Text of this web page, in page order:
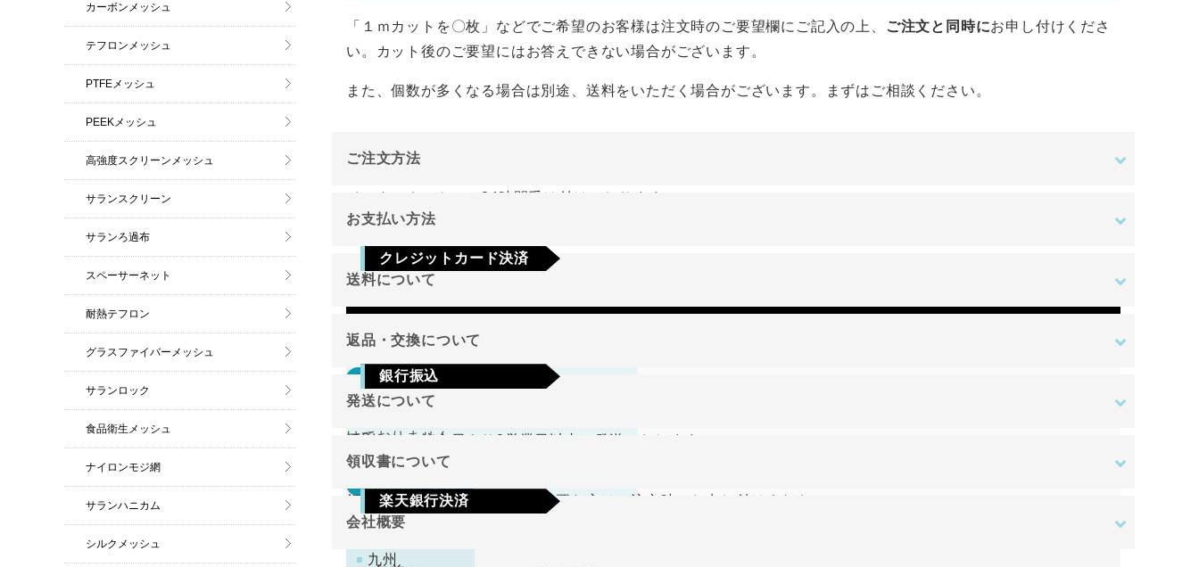
「１ｍカットを〇枚」などでご希望のお客様は注文時のご要望欄にご記入の上、 ご注文と同時にお申し付けくださ
い。カット後のご要望にはお答えできない場合がございます。
また、個数が多くなる場合は別途、送料をいただく場合がございます。まずはご相談ください。
ご注文方法
インターネットにて24時間受け付けております。
お支払い方法
クレジットカード決済
Visa Mastercard JCB AMEX Diners
銀行振込
金確認後から4～5日営業日以内の商品手配となります。手数料はご負担をお願いいたします。
楽天銀行決済
送料について
地域
東北
関東
近畿
中国
四国
九州
返品・交換について
返品期限･条件
切り売り商品やメーカー取り寄せ商品の場合、著しく商品に欠陥がある場合を除き、原則として返品交換を受け付
けておりません。
切り売り商品やメーカー取り寄せ商品の場合、著しく商品に欠陥がある場合を除き、原則として返品交換を受け付
発送について
原則として注文日より2営業日以内に発送いたします。
下記の選択肢からご希望の配送時間をご指定頂けます。
領収書について
領収書（納品書、請求書）が必要な方はご注文時にお申し付けください。
会社概要
カーボンメッシュ
テフロンメッシュ
PTFEメッシュ
PEEKメッシュ
高強度スクリーンメッシュ
サランスクリーン
サランろ過布
スペーサーネット
耐熱テフロン
グラスファイバーメッシュ
サランロック
食品衛生メッシュ
ナイロンモジ網
サランハニカム
シルクメッシュ